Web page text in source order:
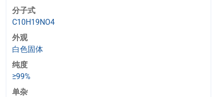
分子式
C10H19NO4
外观
白色固体
纯度
≥99%
单杂